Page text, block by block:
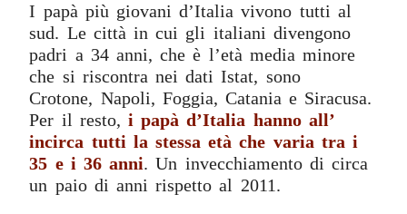
I papà più giovani d’Italia vivono tutti al
sud. Le città in cui gli italiani divengono
padri a 34 anni, che è l’età media minore
che si riscontra nei dati Istat, sono
Crotone, Napoli, Foggia, Catania e Siracusa.
Per il resto, i papà d’Italia hanno all’
incirca tutti la stessa età che varia tra i
35 e i 36 anni. Un invecchiamento di circa
un paio di anni rispetto al 2011.